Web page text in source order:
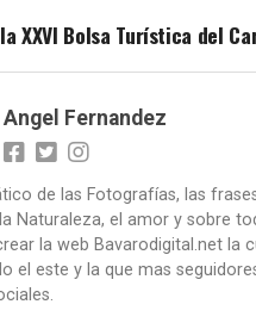
XXVI Bolsa Turística del
Angel Fernandez
de las Fotografías, las
Naturaleza, el amor y sobre
la web Bavarodigital.net la
el este y la que mas